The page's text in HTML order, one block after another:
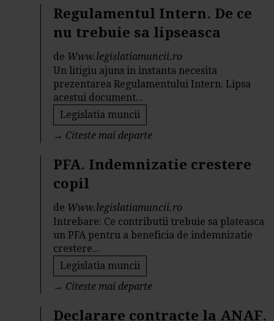
Regulamentul Intern. De ce
nu trebuie sa lipseasca
de Www.legislatiamuncii.ro
Un litigiu ajuns in instanta necesita
prezentarea Regulamentului Intern. Lipsa
acestui document...
Legislatia muncii
→ Citeste mai departe
PFA. Indemnizatie crestere
copil
de Www.legislatiamuncii.ro
Intrebare: Ce contributii trebuie sa plateasca
un PFA pentru a beneficia de indemnizatie
crestere...
Legislatia muncii
→ Citeste mai departe
Declarare contracte la ANAF.